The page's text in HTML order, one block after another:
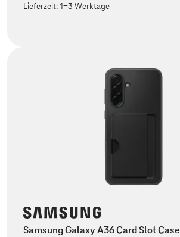
Lieferzeit:1-3 Werktage
Samsung Galaxy A36 Card Slot Case